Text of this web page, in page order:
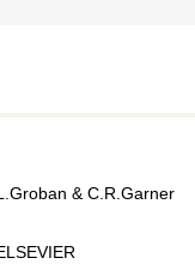
& C.R.Garner